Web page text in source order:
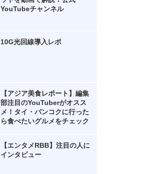
YouTubeチャンネル
10G光回線導入レポ
【アジア美食レポート】編集
部注目のYouTuberがオスス
メ！タイ・バンコクに行った
ら食べたいグルメをチェック
【エンタメRBB】注目の人に
インタビュー